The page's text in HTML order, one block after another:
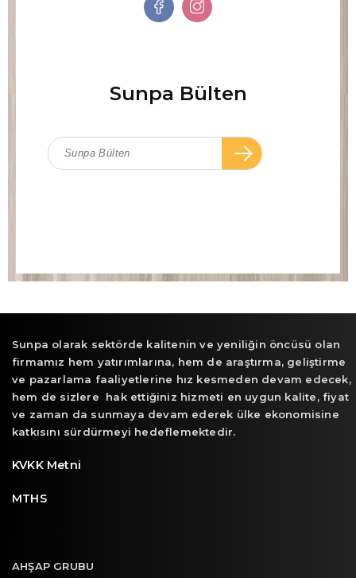
Sunpa Bülten
Sunpa olarak sektörde kalitenin ve yeniliğin öncüsü olan
firmamız hem yatırımlarına, hem de araştırma, geliştirme
ve pazarlama faaliyetlerine hız kesmeden devam edecek,
hem de sizlere hak ettiğiniz hizmeti en uygun kalite, fiyat
ve zaman da sunmaya devam ederek ülke ekonomisine
katkısını sürdürmeyi hedeflemektedir.
KVKK Metni
MTHS
AHŞAP GRUBU